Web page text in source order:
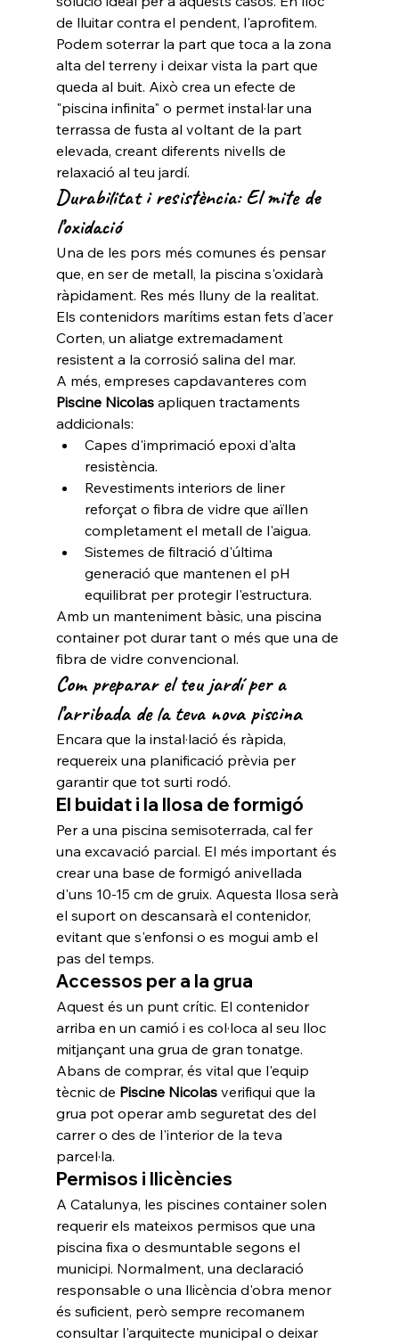
de lluitar contra el pendent, l'aprofitem.
Podem soterrar la part que toca a la zona
alta del terreny i deixar vista la part que
queda al buit. Això crea un efecte de
"piscina infinita" o permet instal·lar una
terrassa de fusta al voltant de la part
elevada, creant diferents nivells de
relaxació al teu jardí.
Durabilitat i resistència: El mite de
l’oxidació
Una de les pors més comunes és pensar
que, en ser de metall, la piscina s'oxidarà
ràpidament. Res més lluny de la realitat.
Els contenidors marítims estan fets d'acer
Corten, un aliatge extremadament
resistent a la corrosió salina del mar.
A més, empreses capdavanteres com
Piscine Nicolas apliquen tractaments
addicionals:
Capes d'imprimació epoxi d'alta
resistència.
Revestiments interiors de liner
reforçat o fibra de vidre que aïllen
completament el metall de l'aigua.
Sistemes de filtració d'última
generació que mantenen el pH
equilibrat per protegir l'estructura.
Amb un manteniment bàsic, una piscina
container pot durar tant o més que una de
fibra de vidre convencional.
Com preparar el teu jardí per a
l’arribada de la teva nova piscina
Encara que la instal·lació és ràpida,
requereix una planificació prèvia per
garantir que tot surti rodó.
El buidat i la llosa de formigó
Per a una piscina semisoterrada, cal fer
una excavació parcial. El més important és
crear una base de formigó anivellada
d'uns 10-15 cm de gruix. Aquesta llosa serà
el suport on descansarà el contenidor,
evitant que s'enfonsi o es mogui amb el
pas del temps.
Accessos per a la grua
Aquest és un punt crític. El contenidor
arriba en un camió i es col·loca al seu lloc
mitjançant una grua de gran tonatge.
Abans de comprar, és vital que l'equip
tècnic de Piscine Nicolas verifiqui que la
grua pot operar amb seguretat des del
carrer o des de l'interior de la teva
parcel·la.
Permisos i llicències
A Catalunya, les piscines container solen
requerir els mateixos permisos que una
piscina fixa o desmuntable segons el
municipi. Normalment, una declaració
responsable o una llicència d'obra menor
és suficient, però sempre recomanem
consultar l'arquitecte municipal o deixar